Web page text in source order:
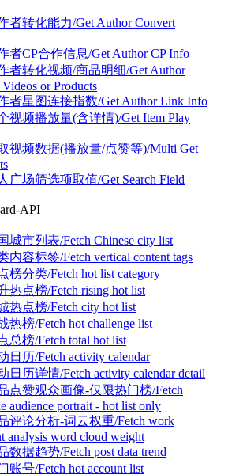
者转化能力/Get Author Convert
者CP合作信息/Get Author CP Info
者转化视频/商品明细/Get Author
or Products
者星图连接指数/Get Author Link Info
视频播放量(含详情)/Get Item Play
视频数据(播放量/点赞等)/Multi Get
广场筛选项取值/Get Search Field
API
城市列表/Fetch Chinese city list
内容标签/Fetch vertical content tags
榜分类/Fetch hot list category
热点榜/Fetch rising hot list
热点榜/Fetch city hot list
热榜/Fetch hot challenge list
总榜/Fetch total hot list
日历/Fetch activity calendar
日历详情/Fetch activity calendar detail
点赞观众画像-仅限热门榜/Fetch
audience portrait - hot list only
评论分析-词云权重/Fetch work
analysis word cloud weight
数据趋势/Fetch post data trend
账号/Fetch hot account list